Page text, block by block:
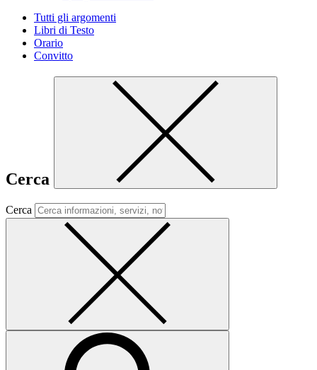
Tutti gli argomenti
Libri di Testo
Orario
Convitto
Cerca
Cerca